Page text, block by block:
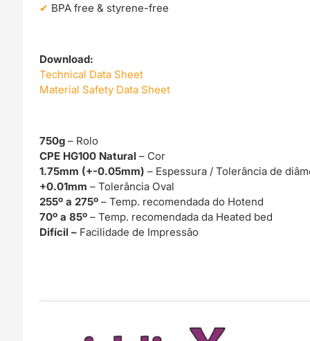
BPA free & styrene-free
Download:
Technical Data Sheet
Material Safety Data Sheet
750g – Rolo
CPE HG100 Natural– Cor
1.75mm (+-0.05mm)– Espessura / Tolerância de
+0.01mm– Tolerância Oval
255º a 275º– Temp. recomendada do Hotend
70º a 85º– Temp. recomendada da Heated bed
Difícil – Facilidade de Impressão